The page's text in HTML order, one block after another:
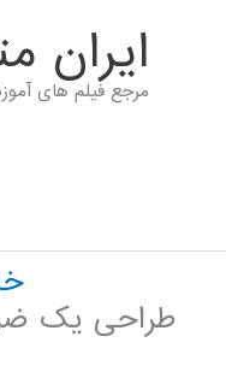
ايران
مرجع فیلم های
طراحی یک